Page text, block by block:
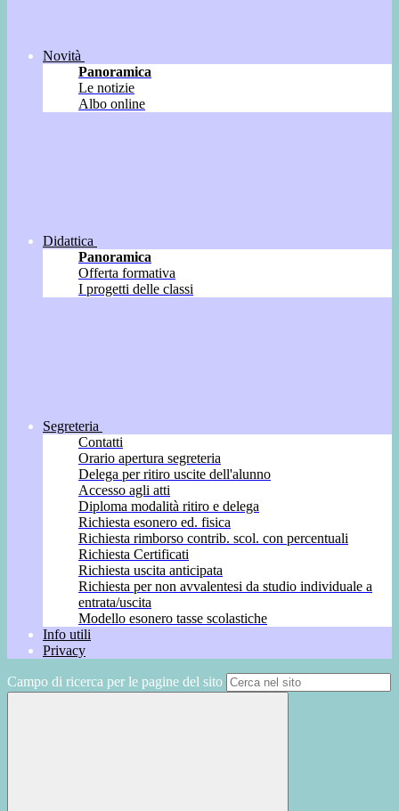
Novità
Panoramica
Le notizie
Albo online
Didattica
Panoramica
Offerta formativa
I progetti delle classi
Segreteria
Contatti
Orario apertura segreteria
Delega per ritiro uscite dell'alunno
Accesso agli atti
Diploma modalità ritiro e delega
Richiesta esonero ed. fisica
Richiesta rimborso contrib. scol. con percentuali
Richiesta Certificati
Richiesta uscita anticipata
Richiesta per non avvalentesi da studio individuale a
entrata/uscita
Modello esonero tasse scolastiche
Info utili
Privacy
Campo di ricerca per le pagine del sito